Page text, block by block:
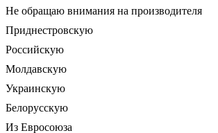
Не обращаю внимания на производителя
Приднестровскую
Российскую
Молдавскую
Украинскую
Белорусскую
Из Евросоюза